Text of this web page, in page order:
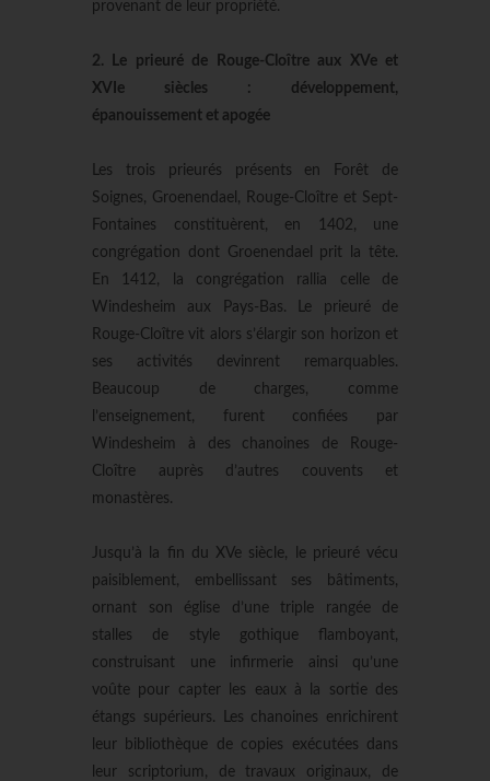
provenant de leur propriété.
2. Le prieuré de Rouge-Cloître aux XVe et
XVIe siècles : développement,
épanouissement et apogée
Les trois prieurés présents en Forêt de
Soignes, Groenendael, Rouge-Cloître et Sept-
Fontaines constituèrent, en 1402, une
congrégation dont Groenendael prit la tête.
En 1412, la congrégation rallia celle de
Windesheim aux Pays-Bas. Le prieuré de
Rouge-Cloître vit alors s’élargir son horizon et
ses activités devinrent remarquables.
Beaucoup de charges, comme
l’enseignement, furent confiées par
Windesheim à des chanoines de Rouge-
Cloître auprès d’autres couvents et
monastères.
Jusqu’à la fin du XVe siècle, le prieuré vécu
paisiblement, embellissant ses bâtiments,
ornant son église d’une triple rangée de
stalles de style gothique flamboyant,
construisant une infirmerie ainsi qu’une
voûte pour capter les eaux à la sortie des
étangs supérieurs. Les chanoines enrichirent
leur bibliothèque de copies exécutées dans
leur scriptorium, de travaux originaux, de